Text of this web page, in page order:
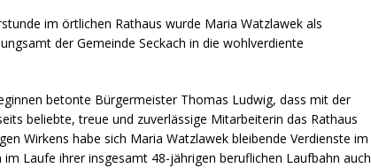
im örtlichen Rathaus wurde Maria Watzlawek als
der Gemeinde Seckach in die wohlverdiente
betonte Bürgermeister Thomas Ludwig, dass mit der
beliebte, treue und zuverlässige Mitarbeiterin das Rathaus
Wirkens habe sich Maria Watzlawek bleibende Verdienste im
Laufe ihrer insgesamt 48-jährigen beruflichen Laufbahn auch